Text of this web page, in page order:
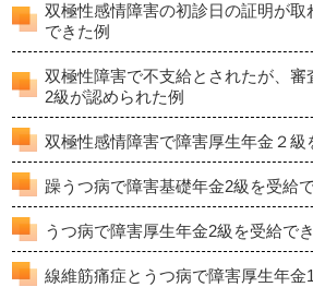
双極性感情障害の初診日の証明が
できた例
双極性障害で不支給とされたが、審
2級が認められた例
双極性感情障害で障害厚生年金２級
躁うつ病で障害基礎年金2級を受給
うつ病で障害厚生年金2級を受給で
線維筋痛症とうつ病で障害厚生年金